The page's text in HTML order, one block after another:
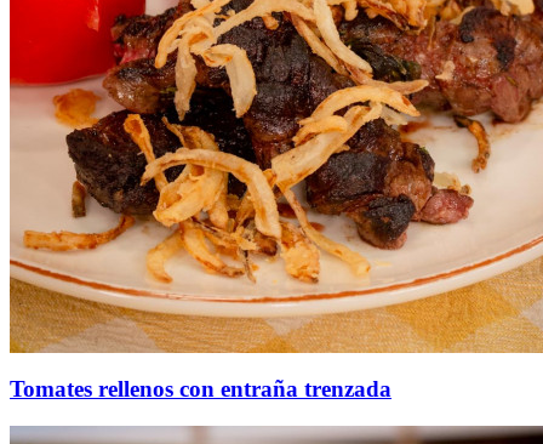
Tomates rellenos con entraña trenzada